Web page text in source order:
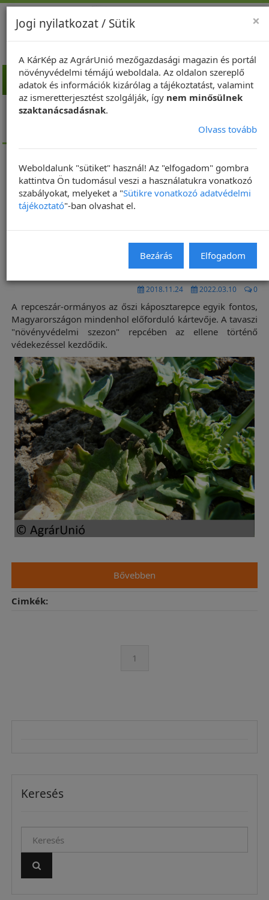
Kezdőlap
Repce
A repce rovarkártevői
Hirdetés
A repceszár-ormányos leírása,
2018.11.24 2022.03.10 0
A repceszár-ormányos az őszi káposztarepce egyik fontos,
Magyarországon mindenhol előforduló kártevője. A tavaszi
"növényvédelmi szezon" repcében az ellene történő
védekezéssel kezdődik.
Bővebben
Cimkék:
1
Keresés
×
Jogi nyilatkozat / Sütik
A KárKép az AgrárUnió mezőgazdasági magazin és portál
növényvédelmi témájú weboldala. Az oldalon szereplő
adatok és információk kizárólag a tájékoztatást, valamint
az ismeretterjesztést szolgálják, így nem minősülnek
szaktanácsadásnak.
Olvass tovább
Weboldalunk "sütiket" használ! Az "elfogadom" gombra
kattintva Ön tudomásul veszi a használatukra vonatkozó
szabályokat, melyeket a "Sütikre vonatkozó adatvédelmi
tájékoztató"-ban olvashat el.
Bezárás Elfogadom